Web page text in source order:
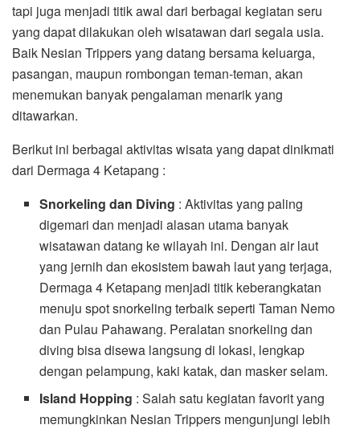
tapi juga menjadi titik awal dari berbagai kegiatan seru
yang dapat dilakukan oleh wisatawan dari segala usia.
Baik Nesian Trippers yang datang bersama keluarga,
pasangan, maupun rombongan teman-teman, akan
menemukan banyak pengalaman menarik yang
ditawarkan.
Berikut ini berbagai aktivitas wisata yang dapat dinikmati
dari Dermaga 4 Ketapang :
Snorkeling dan Diving : Aktivitas yang paling
digemari dan menjadi alasan utama banyak
wisatawan datang ke wilayah ini. Dengan air laut
yang jernih dan ekosistem bawah laut yang terjaga,
Dermaga 4 Ketapang menjadi titik keberangkatan
menuju spot snorkeling terbaik seperti Taman Nemo
dan Pulau Pahawang. Peralatan snorkeling dan
diving bisa disewa langsung di lokasi, lengkap
dengan pelampung, kaki katak, dan masker selam.
Island Hopping : Salah satu kegiatan favorit yang
memungkinkan Nesian Trippers mengunjungi lebih